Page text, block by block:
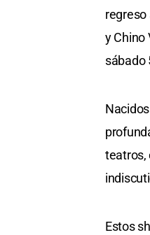
regreso
y Chino
sábado
teatros,
Estos